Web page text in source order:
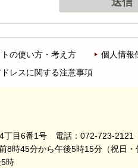
の使い方・考え方 個人情報
ドレスに関する注意事項
丁目6番1号 電話：072-723-2121
8時45分から午後5時15分 （祝日
時